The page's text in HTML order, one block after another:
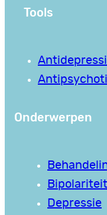
Tools
Onderwerpen
Bipolariteit
Depressie